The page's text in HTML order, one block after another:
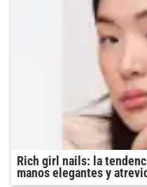
Rich girl nails: la
manos elegantes y